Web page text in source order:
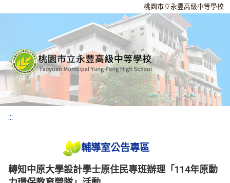
桃園市立永豐高級中等學校
:::
輔導室公告專區
轉知中原大學設計學士原住民專班辦理「114年原動